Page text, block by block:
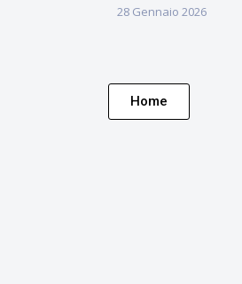
28 Gennaio 2026
Home